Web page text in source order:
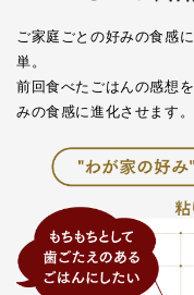
ご家庭ごとの好みの食感
単。
前回食べたごはんの感想
みの食感に進化させます。